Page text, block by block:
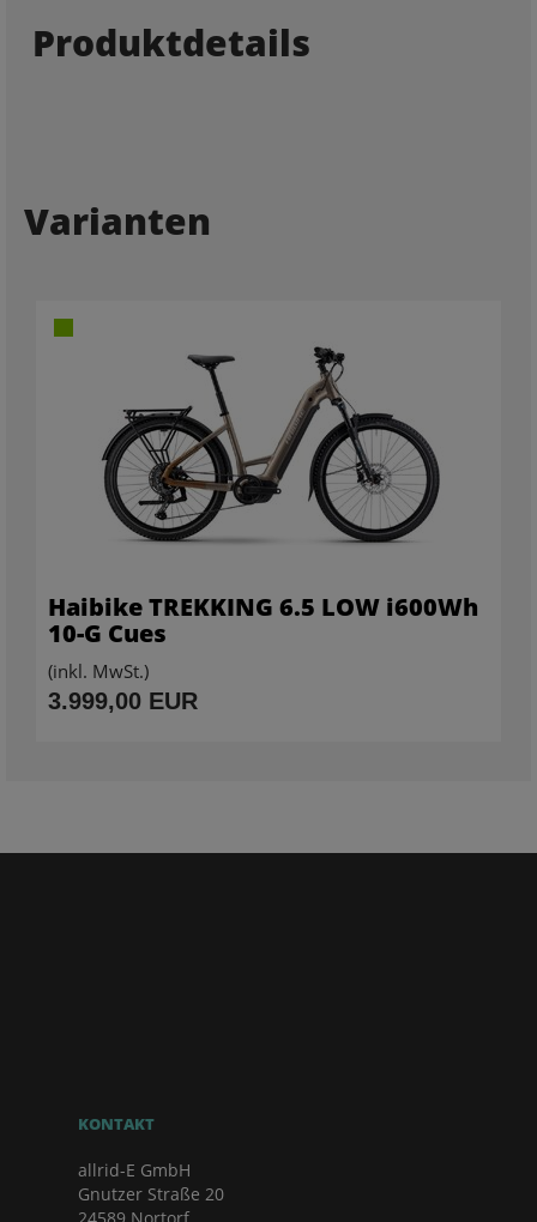
Produktdetails
Varianten
Haibike TREKKING 6.5 LOW i600Wh
10-G Cues
(inkl. MwSt.)
3.999,00 EUR
KONTAKT
allrid-E GmbH
Gnutzer Straße 20
24589 Nortorf